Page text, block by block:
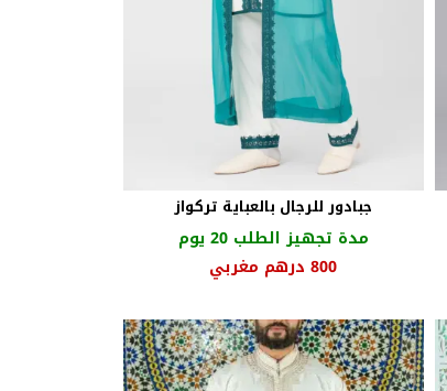
جبادور للرجال بالعباية تركواز
مدة تجهيز الطلب 20 يوم
السعر
هو:
950 درهم
مغربي.
800 درهم مغربيالسعر
هو:
800 درهم
مغربي.